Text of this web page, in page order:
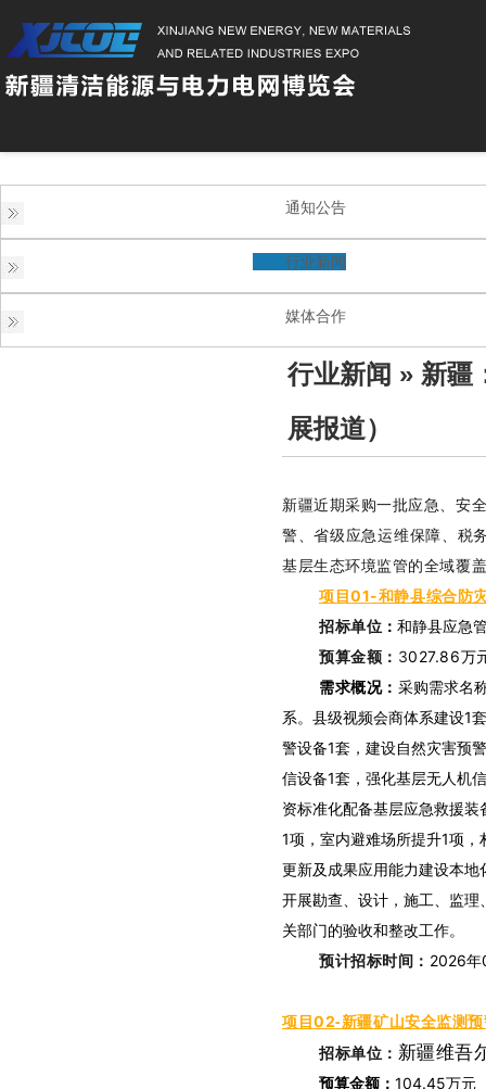
通知公告
行业新闻
媒体合作
行业新闻 » 新疆
展报道）
新疆近期采购一批应急、安
警、省级应急运维保障、税
基层生态环境监管的全域覆
项目01-和静县综合防
招标单位 ：和静县应急
预算金额： 3027.86万
需求概况： 采购需求名
系。县级视频会商体系建设1
警设备1套，建设自然灾害预
信设备1套，强化基层无人机
资标准化配备基层应急救援
1项，室内避难场所提升1项
更新及成果应用能力建设本地
开展勘查、设计，施工、监
关部门的验收和整改工作。
预计招标时间： 2026年
项目02-新疆矿山安全监测
招标单位： 新疆维吾
预算金额 ： 104.45万元